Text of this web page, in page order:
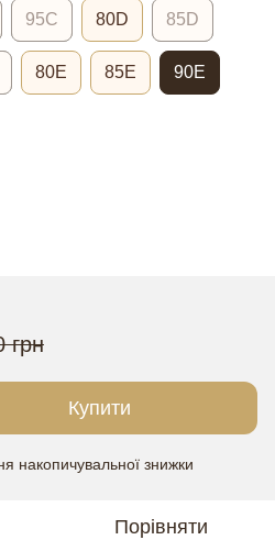
95C 80D 85D
80E 85E 90E
грн
Купити
накопичувальної знижки
Порівняти